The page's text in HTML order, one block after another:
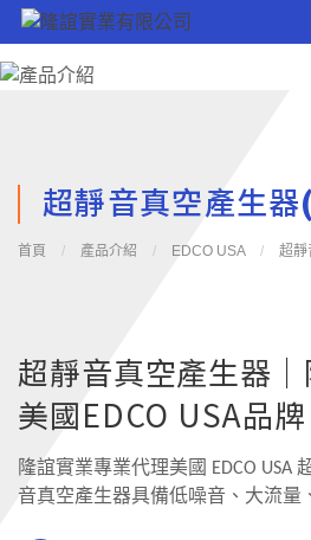
超靜音真空產生
首頁 / 產品介紹 / EDCO USA / 超靜
超靜音真空產生器
美國EDCO USA品牌
隆誼實業專業代理美國 EDCO USA
音真空產生器具備低噪音、大流量